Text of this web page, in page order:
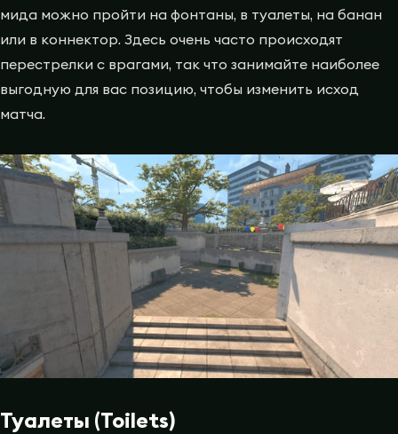
мида можно пройти на фонтаны, в туалеты, на банан
или в коннектор. Здесь очень часто происходят
перестрелки с врагами, так что занимайте наиболее
выгодную для вас позицию, чтобы изменить исход
матча.
Туалеты (Toilets)